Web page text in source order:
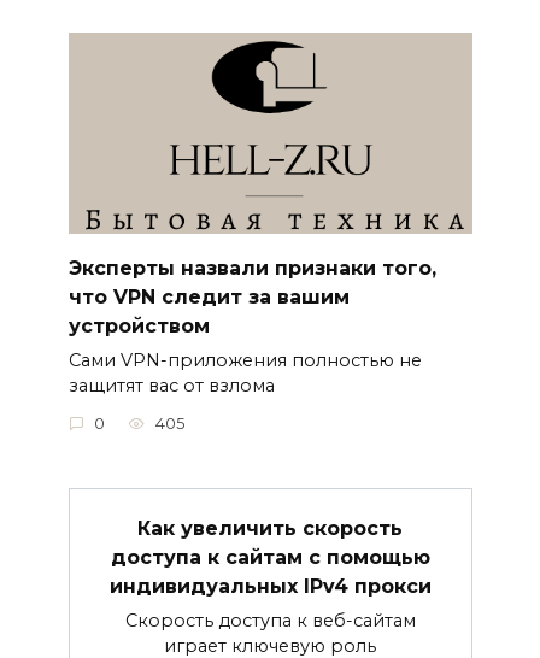
Эксперты назвали признаки того,
что VPN следит за вашим
устройством
Сами VPN-приложения полностью не
защитят вас от взлома
0 405
Как увеличить скорость
доступа к сайтам с помощью
индивидуальных IPv4 прокси
Скорость доступа к веб-сайтам
играет ключевую роль